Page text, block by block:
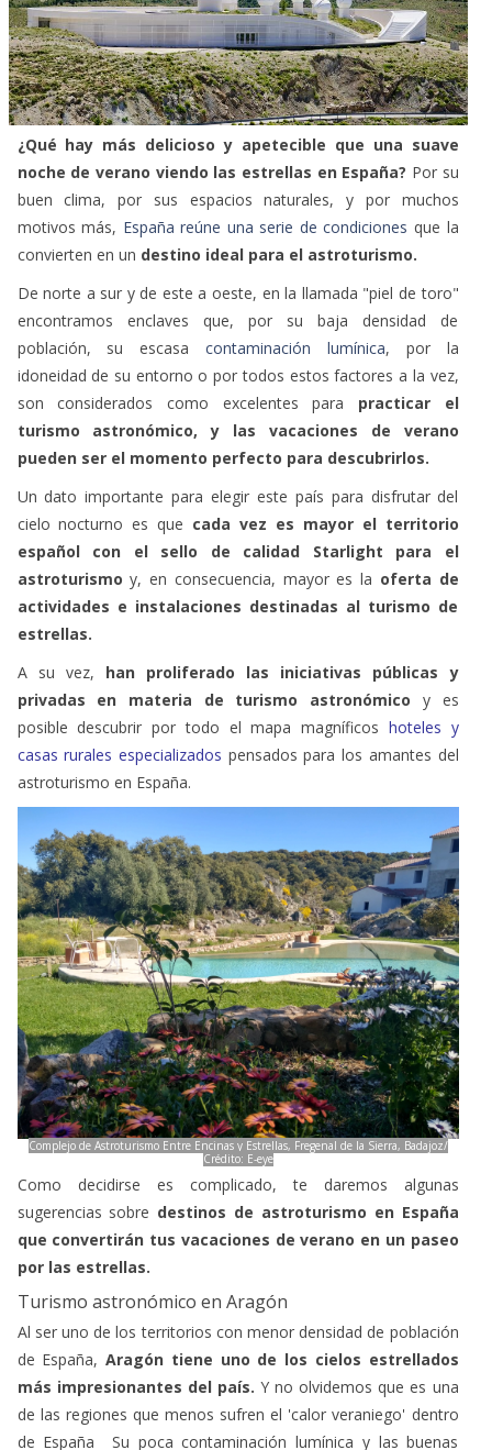
¿Qué hay más delicioso y apetecible que una suave
noche de verano viendo las estrellas en España? Por su
buen clima, por sus espacios naturales, y por muchos
motivos más, España reúne una serie de condiciones que la
convierten en un destino ideal para el astroturismo.
De norte a sur y de este a oeste, en la llamada "piel de toro"
encontramos enclaves que, por su baja densidad de
población, su escasa contaminación lumínica, por la
idoneidad de su entorno o por todos estos factores a la vez,
son considerados como excelentes para practicar el
turismo astronómico, y las vacaciones de verano
pueden ser el momento perfecto para descubrirlos.
Un dato importante para elegir este país para disfrutar del
cielo nocturno es que cada vez es mayor el territorio
español con el sello de calidad Starlight para el
astroturismo y, en consecuencia, mayor es la oferta de
actividades e instalaciones destinadas al turismo de
estrellas.
A su vez, han proliferado las iniciativas públicas y
privadas en materia de turismo astronómico y es
posible descubrir por todo el mapa magníficos hoteles y
casas rurales especializados pensados para los amantes del
astroturismo en España.
Complejo de Astroturismo Entre Encinas y Estrellas, Fregenal de la Sierra, Badajoz/
Crédito: E-eye
Como decidirse es complicado, te daremos algunas
sugerencias sobre destinos de astroturismo en España
que convertirán tus vacaciones de verano en un paseo
por las estrellas.
Turismo astronómico en Aragón
Al ser uno de los territorios con menor densidad de población
de España, Aragón tiene uno de los cielos estrellados
más impresionantes del país. Y no olvidemos que es una
de las regiones que menos sufren el 'calor veraniego' dentro
de España Su poca contaminación lumínica y las buenas